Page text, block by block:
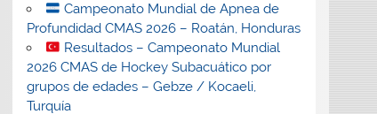
Campeonato Mundial de Apnea de
Profundidad CMAS 2026 – Roatán, Honduras
Resultados – Campeonato Mundial
2026 CMAS de Hockey Subacuático por
grupos de edades – Gebze / Kocaeli,
Turquía